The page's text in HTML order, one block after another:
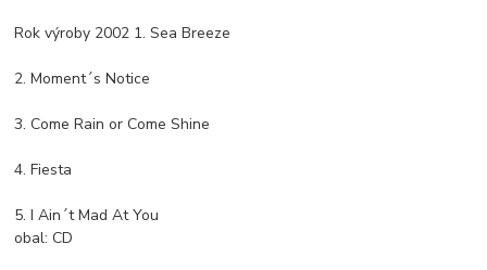
Rok výroby 2002 1. Sea Breeze
2. Moment´s Notice
3. Come Rain or Come Shine
4. Fiesta
5. I Ain´t Mad At You
obal: CD